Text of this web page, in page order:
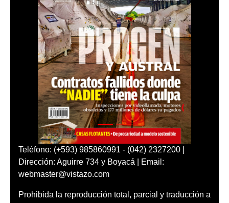
Teléfono: (+593) 985860991 - (042) 2327200 |
Dirección: Aguirre 734 y Boyacá | Email:
webmaster@vistazo.com
Prohibida la reproducción total, parcial y traducción a